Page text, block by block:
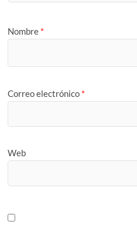
Nombre *
Correo electrónico *
Web